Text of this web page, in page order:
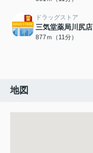
ドラッグストア
三気堂薬局川尻店
877ｍ（11分）
地図